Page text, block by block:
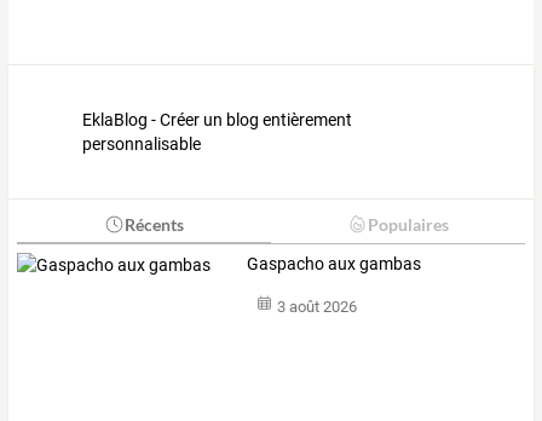
EklaBlog - Créer un blog entièrement
personnalisable
Récents Populaires
Gaspacho aux gambas
3 août 2026